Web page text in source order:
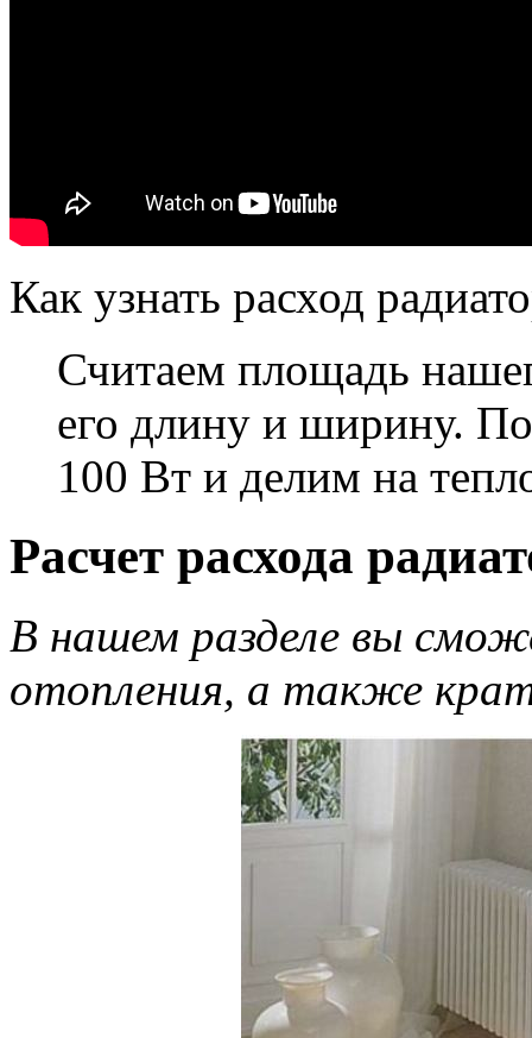
Как узнать расход
Считаем площадь
его длину и ширину.
100 Вт и делим на
Расчет расхода
В нашем разделе вы
отопления, а также